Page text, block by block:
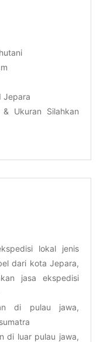
Jepara
Ukuran Silahkan
lokal jenis
dari kota Jepara,
jasa ekspedisi
di pulau jawa,
di luar pulau jawa,